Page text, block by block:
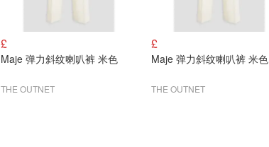
£
Maje 弹力斜纹喇叭裤 米色
THE OUTNET
£
Maje 弹力斜纹喇叭裤 米色
THE OUTNET